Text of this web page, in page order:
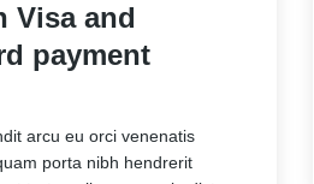
Visa and
payment
arcu eu orci venenatis
porta nibh hendrerit